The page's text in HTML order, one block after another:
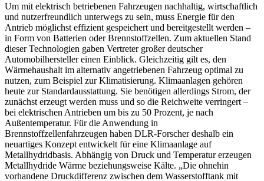
Um mit elektrisch betriebenen Fahrzeugen nachhaltig, wirtschaftlich
und nutzerfreundlich unterwegs zu sein, muss Energie für den
Antrieb möglichst effizient gespeichert und bereitgestellt werden –
in Form von Batterien oder Brennstoffzellen. Zum aktuellen Stand
dieser Technologien gaben Vertreter großer deutscher
Automobilhersteller einen Einblick. Gleichzeitig gilt es, den
Wärmehaushalt im alternativ angetriebenen Fahrzeug optimal zu
nutzen, zum Beispiel zur Klimatisierung. Klimaanlagen gehören
heute zur Standardausstattung. Sie benötigen allerdings Strom, der
zunächst erzeugt werden muss und so die Reichweite verringert –
bei elektrischen Antrieben um bis zu 50 Prozent, je nach
Außentemperatur. Für die Anwendung in
Brennstoffzellenfahrzeugen haben DLR-Forscher deshalb ein
neuartiges Konzept entwickelt für eine Klimaanlage auf
Metallhydridbasis. Abhängig von Druck und Temperatur erzeugen
Metallhydride Wärme beziehungsweise Kälte. „Die ohnehin
vorhandene Druckdifferenz zwischen dem Wasserstofftank mit